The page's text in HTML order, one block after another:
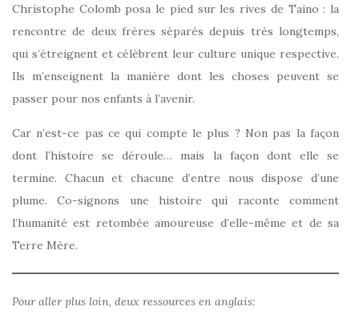
Christophe Colomb posa le pied sur les rives de Taino : la
rencontre de deux frères séparés depuis très longtemps,
qui s’étreignent et célèbrent leur culture unique respective.
Ils m’enseignent la manière dont les choses peuvent se
passer pour nos enfants à l’avenir.
Car n’est-ce pas ce qui compte le plus ? Non pas la façon
dont l’histoire se déroule… mais la façon dont elle se
termine. Chacun et chacune d’entre nous dispose d’une
plume. Co-signons une histoire qui raconte comment
l’humanité est retombée amoureuse d’elle-même et de sa
Terre Mère.
Pour aller plus loin, deux ressources en anglais: